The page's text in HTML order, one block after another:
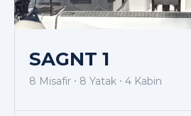
SAGNT 1
8 Misafir 8 Yatak 4 Kabin